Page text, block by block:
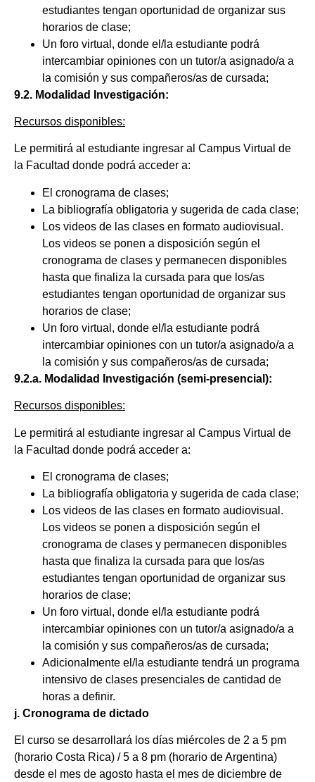
estudiantes tengan oportunidad de organizar sus
horarios de clase;
Un foro virtual, donde el/la estudiante podrá
intercambiar opiniones con un tutor/a asignado/a a
la comisión y sus compañeros/as de cursada;
9.2. Modalidad Investigación:
Recursos disponibles:
Le permitirá al estudiante ingresar al Campus Virtual de
la Facultad donde podrá acceder a:
El cronograma de clases;
La bibliografía obligatoria y sugerida de cada clase;
Los videos de las clases en formato audiovisual.
Los videos se ponen a disposición según el
cronograma de clases y permanecen disponibles
hasta que finaliza la cursada para que los/as
estudiantes tengan oportunidad de organizar sus
horarios de clase;
Un foro virtual, donde el/la estudiante podrá
intercambiar opiniones con un tutor/a asignado/a a
la comisión y sus compañeros/as de cursada;
9.2.a. Modalidad Investigación (semi-presencial):
Recursos disponibles:
Le permitirá al estudiante ingresar al Campus Virtual de
la Facultad donde podrá acceder a:
El cronograma de clases;
La bibliografía obligatoria y sugerida de cada clase;
Los videos de las clases en formato audiovisual.
Los videos se ponen a disposición según el
cronograma de clases y permanecen disponibles
hasta que finaliza la cursada para que los/as
estudiantes tengan oportunidad de organizar sus
horarios de clase;
Un foro virtual, donde el/la estudiante podrá
intercambiar opiniones con un tutor/a asignado/a a
la comisión y sus compañeros/as de cursada;
Adicionalmente el/la estudiante tendrá un programa
intensivo de clases presenciales de cantidad de
horas a definir.
j. Cronograma de dictado
El curso se desarrollará los días miércoles de 2 a 5 pm
(horario Costa Rica) / 5 a 8 pm (horario de Argentina)
desde el mes de agosto hasta el mes de diciembre de